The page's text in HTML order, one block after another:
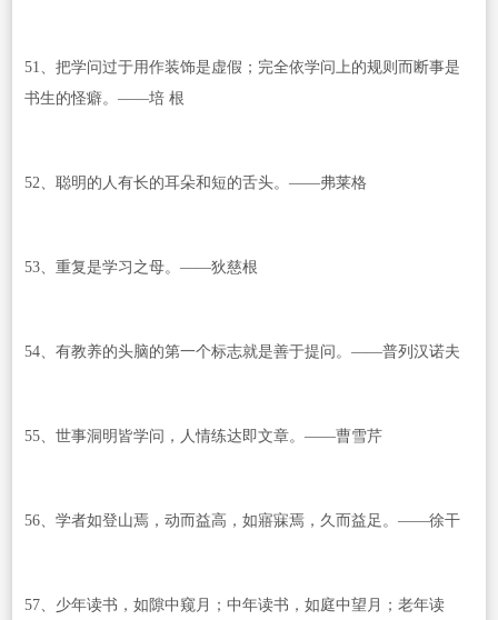
51、把学问过于用作装饰是虚假；完全依学问上的规则而断事是
书生的怪癖。——培 根
52、聪明的人有长的耳朵和短的舌头。——弗莱格
53、重复是学习之母。——狄慈根
54、有教养的头脑的第一个标志就是善于提问。——普列汉诺夫
55、世事洞明皆学问，人情练达即文章。——曹雪芹
56、学者如登山焉，动而益高，如寤寐焉，久而益足。——徐干
57、少年读书，如隙中窥月；中年读书，如庭中望月；老年读